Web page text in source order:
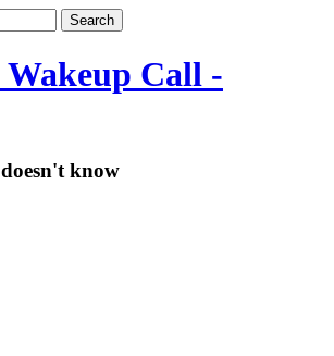
Call -
know